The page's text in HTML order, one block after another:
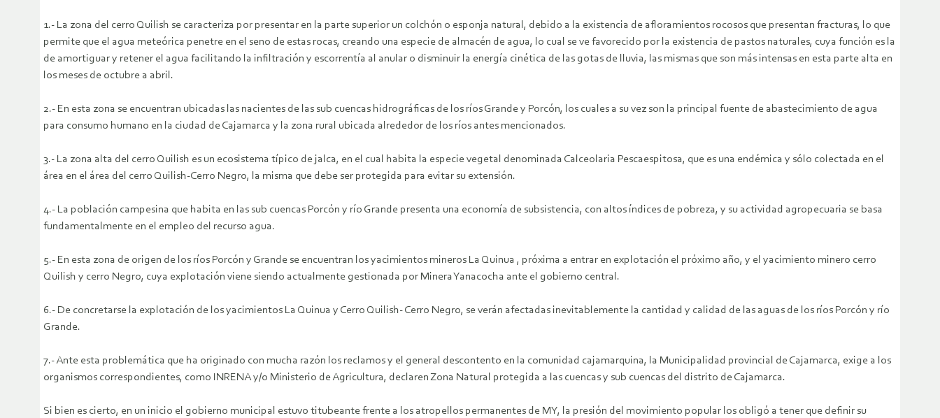
1.- La zona del cerro Quilish se caracteriza por presentar en la parte superior un colchón o esponja natural, debido a la existencia de afloramientos rocosos que presentan fracturas, lo que
permite que el agua meteórica penetre en el seno de estas rocas, creando una especie de almacén de agua, lo cual se ve favorecido por la existencia de pastos naturales, cuya función es la
de amortiguar y retener el agua facilitando la infiltración y escorrentía al anular o disminuir la energía cinética de las gotas de lluvia, las mismas que son más intensas en esta parte alta en
los meses de octubre a abril.
2.- En esta zona se encuentran ubicadas las nacientes de las sub cuencas hidrográficas de los ríos Grande y Porcón, los cuales a su vez son la principal fuente de abastecimiento de agua
para consumo humano en la ciudad de Cajamarca y la zona rural ubicada alrededor de los ríos antes mencionados.
3.- La zona alta del cerro Quilish es un ecosistema típico de jalca, en el cual habita la especie vegetal denominada Calceolaria Pescaespitosa, que es una endémica y sólo colectada en el
área en el área del cerro Quilish-Cerro Negro, la misma que debe ser protegida para evitar su extensión.
4.- La población campesina que habita en las sub cuencas Porcón y río Grande presenta una economía de subsistencia, con altos índices de pobreza, y su actividad agropecuaria se basa
fundamentalmente en el empleo del recurso agua.
5.- En esta zona de origen de los ríos Porcón y Grande se encuentran los yacimientos mineros La Quinua , próxima a entrar en explotación el próximo año, y el yacimiento minero cerro
Quilish y cerro Negro, cuya explotación viene siendo actualmente gestionada por Minera Yanacocha ante el gobierno central.
6.- De concretarse la explotación de los yacimientos La Quinua y Cerro Quilish- Cerro Negro, se verán afectadas inevitablemente la cantidad y calidad de las aguas de los ríos Porcón y río
Grande.
7.- Ante esta problemática que ha originado con mucha razón los reclamos y el general descontento en la comunidad cajamarquina, la Municipalidad provincial de Cajamarca, exige a los
organismos correspondientes, como INRENA y/o Ministerio de Agricultura, declaren Zona Natural protegida a las cuencas y sub cuencas del distrito de Cajamarca.
Si bien es cierto, en un inicio el gobierno municipal estuvo titubeante frente a los atropellos permanentes de MY, la presión del movimiento popular los obligó a tener que definir su